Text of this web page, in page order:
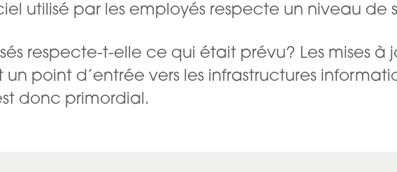
utilisé par les employés respecte un niveau de
respecte-t-elle ce qui était prévu? Les mises à
point d’entrée vers les infrastructures
donc primordial.